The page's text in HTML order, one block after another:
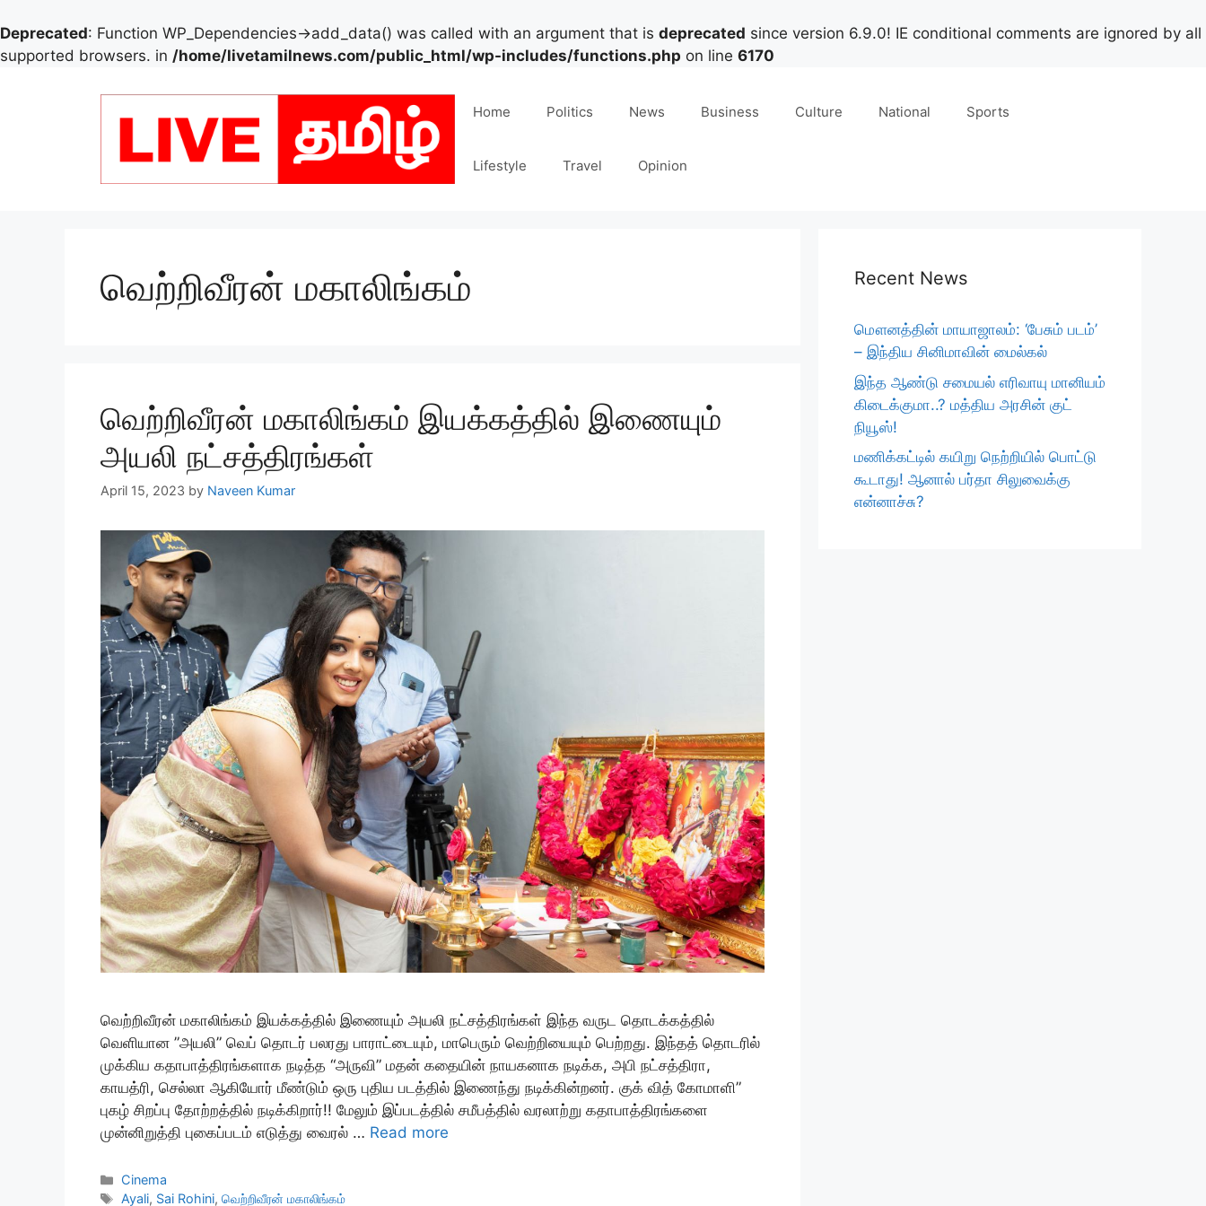
Deprecated: Function WP_Dependencies->add_data() was called with an argument that is deprecated since version 6.9.0! IE conditional comments are ignored by all
supported browsers. in /home/livetamilnews.com/public_html/wp-includes/functions.php on line 6170
Home Politics News Business Culture National Sports
Lifestyle Travel Opinion
வெற்றிவீரன் மகாலிங்கம்
வெற்றிவீரன் மகாலிங்கம் இயக்கத்தில் இணையும்
அயலி நட்சத்திரங்கள்
April 15, 2023 by Naveen Kumar
வெற்றிவீரன் மகாலிங்கம் இயக்கத்தில் இணையும் அயலி நட்சத்திரங்கள் இந்த வருட தொடக்கத்தில்
வெளியான ”அயலி” வெப் தொடர் பலரது பாராட்டையும், மாபெரும் வெற்றியையும் பெற்றது. இந்தத் தொடரில்
முக்கிய கதாபாத்திரங்களாக நடித்த “அருவி” மதன் கதையின் நாயகனாக நடிக்க, அபி நட்சத்திரா,
காயத்ரி, செல்லா ஆகியோர் மீண்டும் ஒரு புதிய படத்தில் இணைந்து நடிக்கின்றனர். குக் வித் கோமாளி”
புகழ் சிறப்பு தோற்றத்தில் நடிக்கிறார்!! மேலும் இப்படத்தில் சமீபத்தில் வரலாற்று கதாபாத்திரங்களை
முன்னிறுத்தி புகைப்படம் எடுத்து வைரல் … Read more
Categories
Cinema
Tags
Ayali, Sai Rohini,வெற்றிவீரன் மகாலிங்கம்
Recent News
மௌனத்தின் மாயாஜாலம்: ‘பேசும் படம்’
– இந்திய சினிமாவின் மைல்கல்
இந்த ஆண்டு சமையல் எரிவாயு மானியம்
கிடைக்குமா..? மத்திய அரசின் குட்
நியூஸ்!
மணிக்கட்டில் கயிறு நெற்றியில் பொட்டு
கூடாது! ஆனால் பர்தா சிலுவைக்கு
என்னாச்சு?